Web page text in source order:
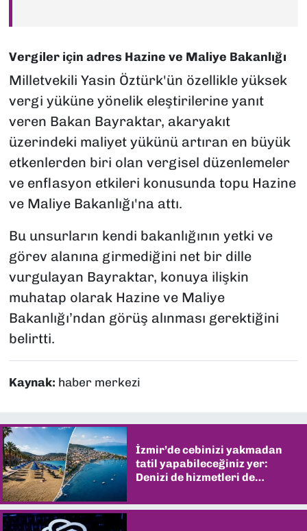
Vergiler için adres Hazine ve Maliye Bakanlığı
Milletvekili Yasin Öztürk'ün özellikle yüksek
vergi yüküne yönelik eleştirilerine yanıt
veren Bakan Bayraktar, akaryakıt
üzerindeki maliyet yükünü artıran en büyük
etkenlerden biri olan vergisel düzenlemeler
ve enflasyon etkileri konusunda topu Hazine
ve Maliye Bakanlığı'na attı.
Bu unsurların kendi bakanlığının yetki ve
görev alanına girmediğini net bir dille
vurgulayan Bayraktar, konuya ilişkin
muhatap olarak Hazine ve Maliye
Bakanlığı’ndan görüş alınması gerektiğini
belirtti.
Kaynak: haber merkezi
İzmir’de cebinizi yakmadan
tatil yapabileceğiniz yer:
Denizi de hizmetleri de